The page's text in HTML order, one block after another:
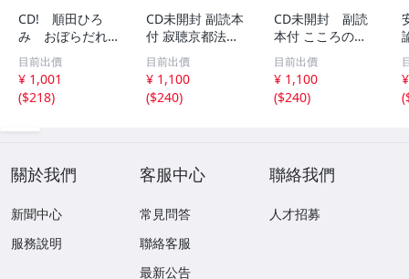
CD! 順田ひろ
み おぼらだれ
ん 帯付き OM
CD-16 42405
目前出價
¥ 1,001
($218)
CD未開封 副読本
付 寂聴京都法話
集 ユーキャン
目前出價
¥ 1,100
($240)
CD未開封 副読
本付 こころの
扉 河合隼雄講話
集
目前出價
¥ 1,100
($240)
(
關於我們
新聞中心
服務說明
客服中心
常見問答
聯絡客服
最新公告
聯絡我們
人才招募